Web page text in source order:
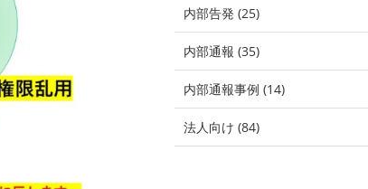
内部告発 (25)
内部通報 (35)
内部通報事例 (14)
法人向け (84)